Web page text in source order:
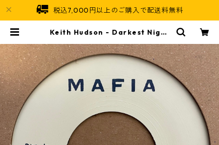
税込7,000円以上のご購入で配送料無料
Keith Hudson - Darkest Night
75】 | Jamaican Soul